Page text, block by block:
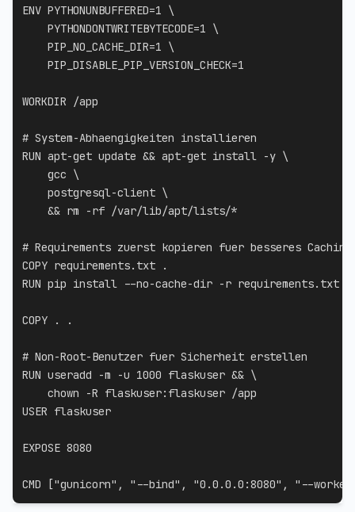
ENV PYTHONUNBUFFERED=1 \
    PYTHONDONTWRITEBYTECODE=1
\
    PIP_NO_CACHE_DIR=1
\
    PIP_DISABLE_PIP_VERSION_CHECK=1
WORKDIR /app
# System-Abhaengigkeiten installieren
RUN apt-get update && apt-get install -y \
    gcc
\
    postgresql-client
\
    && rm -rf /var/lib/apt/lists/*
# Requirements zuerst kopieren fuer besseres Caching
COPY requirements.txt .
RUN pip install --no-cache-dir -r requirements.txt
COPY . .
# Non-Root-Benutzer fuer Sicherheit erstellen
RUN useradd -m -u 1000 flaskuser && \
    chown -R flaskuser:flaskuser /app
USER flaskuser
EXPOSE 8080
CMD ["gunicorn" , "--bind" , "0.0.0.0:8080" , "--